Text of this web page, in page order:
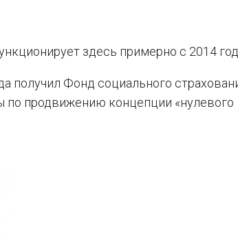
здесь примерно с 2014
получил Фонд социального
по продвижению концепции «нулевого